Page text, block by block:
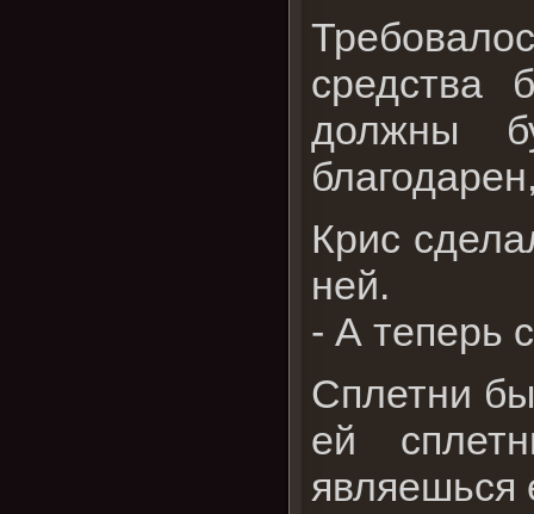
средства
должны
Крис
ней.
- А теперь
Сплетни
ей
являешься